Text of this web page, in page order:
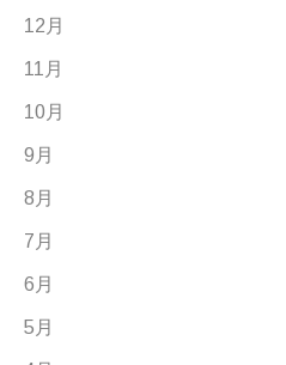
12月
11月
10月
9月
8月
7月
6月
5月